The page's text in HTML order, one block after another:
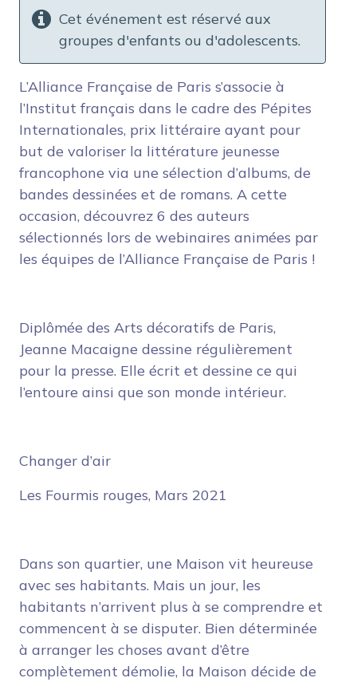
Cet événement est réservé aux
groupes d'enfants ou d'adolescents.
L’Alliance Française de Paris s’associe à
l’Institut français dans le cadre des Pépites
Internationales, prix littéraire ayant pour
but de valoriser la littérature jeunesse
francophone via une sélection d’albums, de
bandes dessinées et de romans. A cette
occasion, découvrez 6 des auteurs
sélectionnés lors de webinaires animées par
les équipes de l’Alliance Française de Paris !
Diplômée des Arts décoratifs de Paris,
Jeanne Macaigne dessine régulièrement
pour la presse. Elle écrit et dessine ce qui
l’entoure ainsi que son monde intérieur.
Changer d’air
Les Fourmis rouges, Mars 2021
Dans son quartier, une Maison vit heureuse
avec ses habitants. Mais un jour, les
habitants n’arrivent plus à se comprendre et
commencent à se disputer. Bien déterminée
à arranger les choses avant d’être
complètement démolie, la Maison décide de